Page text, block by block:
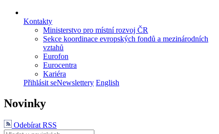
Kontakty
Ministerstvo pro místní rozvoj ČR
Sekce koordinace evropských fondů a mezinárodních
vztahů
Eurofon
Eurocentra
Kariéra
Přihlásit seNewslettery English
Novinky
Odebírat RSS